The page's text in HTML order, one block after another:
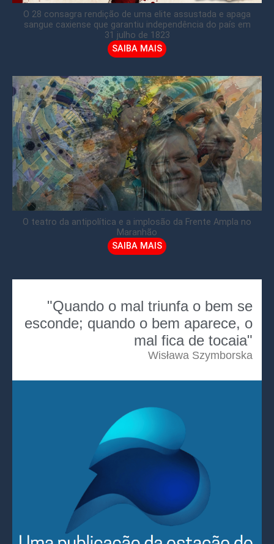
O 28 consagra rendição de uma elite assustada e apaga
sangue caxiense que garantiu independência do país em
31 julho de 1823
SAIBA MAIS
O teatro da antipolítica e a implosão da Frente Ampla no
Maranhão
SAIBA MAIS
"Quando o mal triunfa o bem se
esconde; quando o bem aparece, o
mal fica de tocaia"
Wisława Szymborska